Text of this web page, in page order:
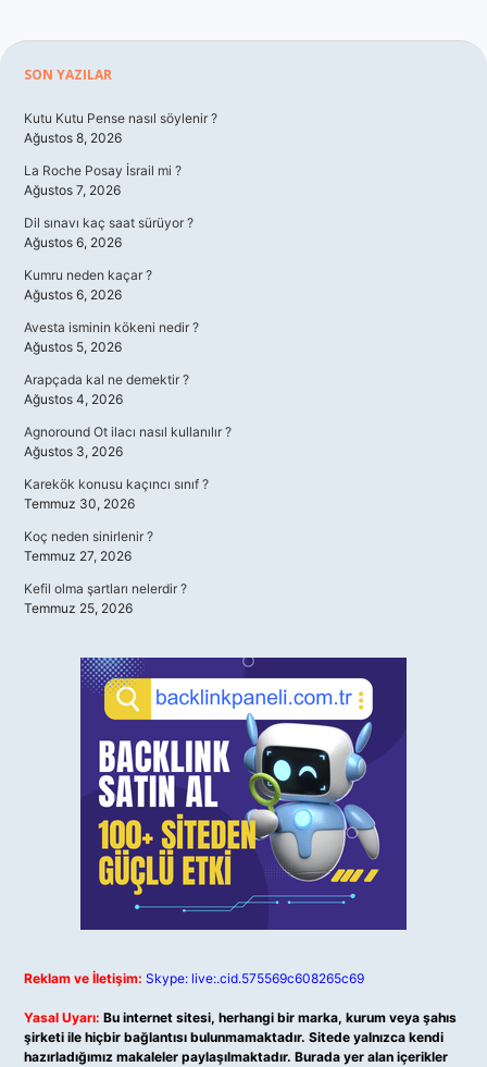
Sidebar
SON YAZILAR
Kutu Kutu Pense nasıl söylenir ?
Ağustos 8, 2026
La Roche Posay İsrail mi ?
Ağustos 7, 2026
Dil sınavı kaç saat sürüyor ?
Ağustos 6, 2026
Kumru neden kaçar ?
Ağustos 6, 2026
Avesta isminin kökeni nedir ?
Ağustos 5, 2026
Arapçada kal ne demektir ?
Ağustos 4, 2026
Agnoround Ot ilacı nasıl kullanılır ?
Ağustos 3, 2026
Karekök konusu kaçıncı sınıf ?
Temmuz 30, 2026
Koç neden sinirlenir ?
Temmuz 27, 2026
Kefil olma şartları nelerdir ?
Temmuz 25, 2026
Reklam ve İletişim: Skype: live:.cid.575569c608265c69
Yasal Uyarı: Bu internet sitesi, herhangi bir marka, kurum veya şahıs
şirketi ile hiçbir bağlantısı bulunmamaktadır. Sitede yalnızca kendi
hazırladığımız makaleler paylaşılmaktadır. Burada yer alan içerikler